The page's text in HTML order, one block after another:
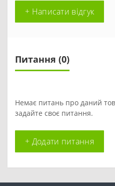
+ Написати відгук
Питання (0)
Немає питань про даний
задайте своє питання.
+ Додати питання